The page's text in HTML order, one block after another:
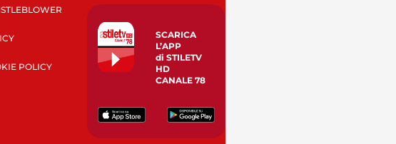
POLICY
SCARICA
L’APP
di STILETV
HD
CANALE 78